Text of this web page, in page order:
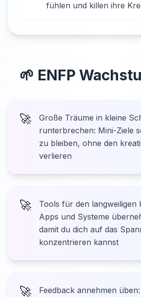
fühlen und killen ihre
🌱 ENFP
🚀
Große Träume in kleine
runterbrechen: Mini-Ziele
zu bleiben, ohne den
verlieren
🚀
Tools für den langweiligen
Apps und Systeme
damit du dich auf das
konzentrieren kannst
🚀
Feedback annehmen